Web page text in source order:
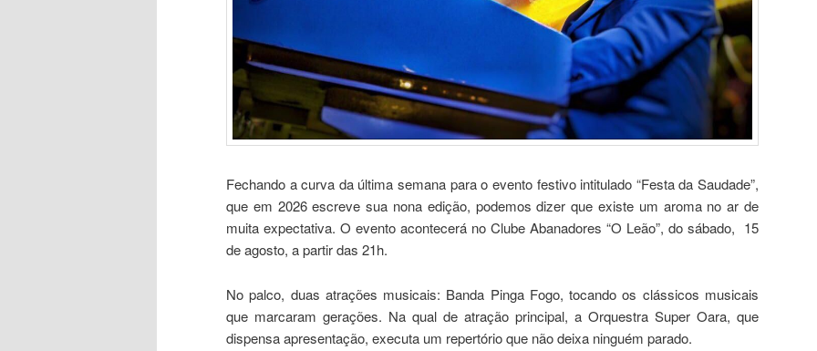
Fechando a curva da última semana para o evento festivo intitulado “Festa da Saudade”,
que em 2026 escreve sua nona edição, podemos dizer que existe um aroma no ar de
muita expectativa. O evento acontecerá no Clube Abanadores “O Leão”, do sábado, 15
de agosto, a partir das 21h.
No palco, duas atrações musicais: Banda Pinga Fogo, tocando os clássicos musicais
que marcaram gerações. Na qual de atração principal, a Orquestra Super Oara, que
dispensa apresentação, executa um repertório que não deixa ninguém parado.